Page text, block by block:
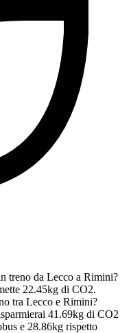
treno da Lecco a Rimini?
22.45kg di CO2.
tra Lecco e Rimini?
41.69kg di CO2
e 28.86kg rispetto